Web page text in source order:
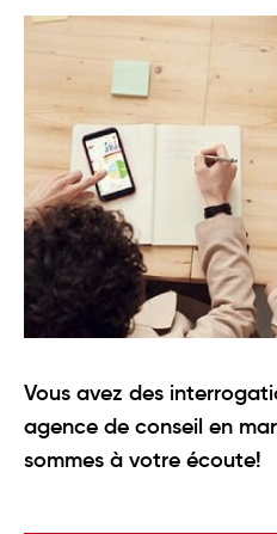
Vous avez des
agence de conseil en
sommes à votre écoute!